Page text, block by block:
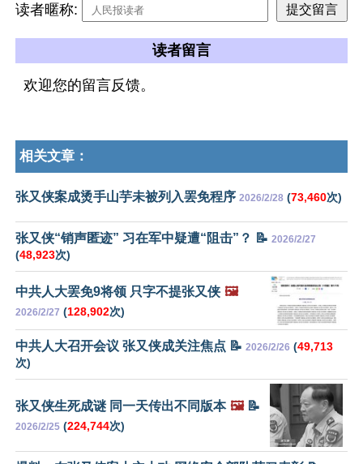
读者暱称:
读者留言
欢迎您的留言反馈。
相关文章：
张又侠案成烫手山芋未被列入罢免程序 2026/2/28 (73,460次)
张又侠“销声匿迹” 习在军中疑遭“阻击”？ 📝 2026/2/27
(48,923次)
中共人大罢免9将领 只字不提张又侠 🖼️
2026/2/27 (128,902次)
中共人大召开会议 张又侠成关注焦点 📝 2026/2/26 (49,713
次)
张又侠生死成谜 同一天传出不同版本 🖼️📝
2026/2/25 (224,744次)